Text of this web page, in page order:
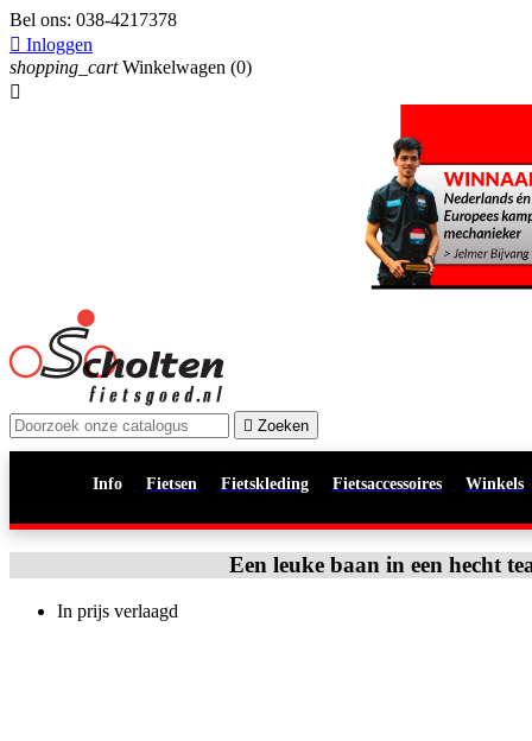
Bel ons: 038-4217378
 Inloggen
shopping_cart Winkelwagen (0)

 Zoeken
Info Fietsen Fietskleding Fietsaccessoires Winkels
Een leuke baan in een hecht
In prijs verlaagd